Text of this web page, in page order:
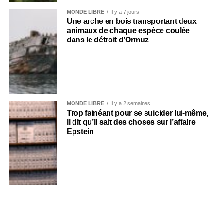
MONDE LIBRE Il y a 7 jours
Une arche en bois transportant deux
animaux de chaque espèce coulée
dans le détroit d’Ormuz
MONDE LIBRE Il y a 2 semaines
Trop fainéant pour se suicider lui-même,
il dit qu’il sait des choses sur l’affaire
Epstein